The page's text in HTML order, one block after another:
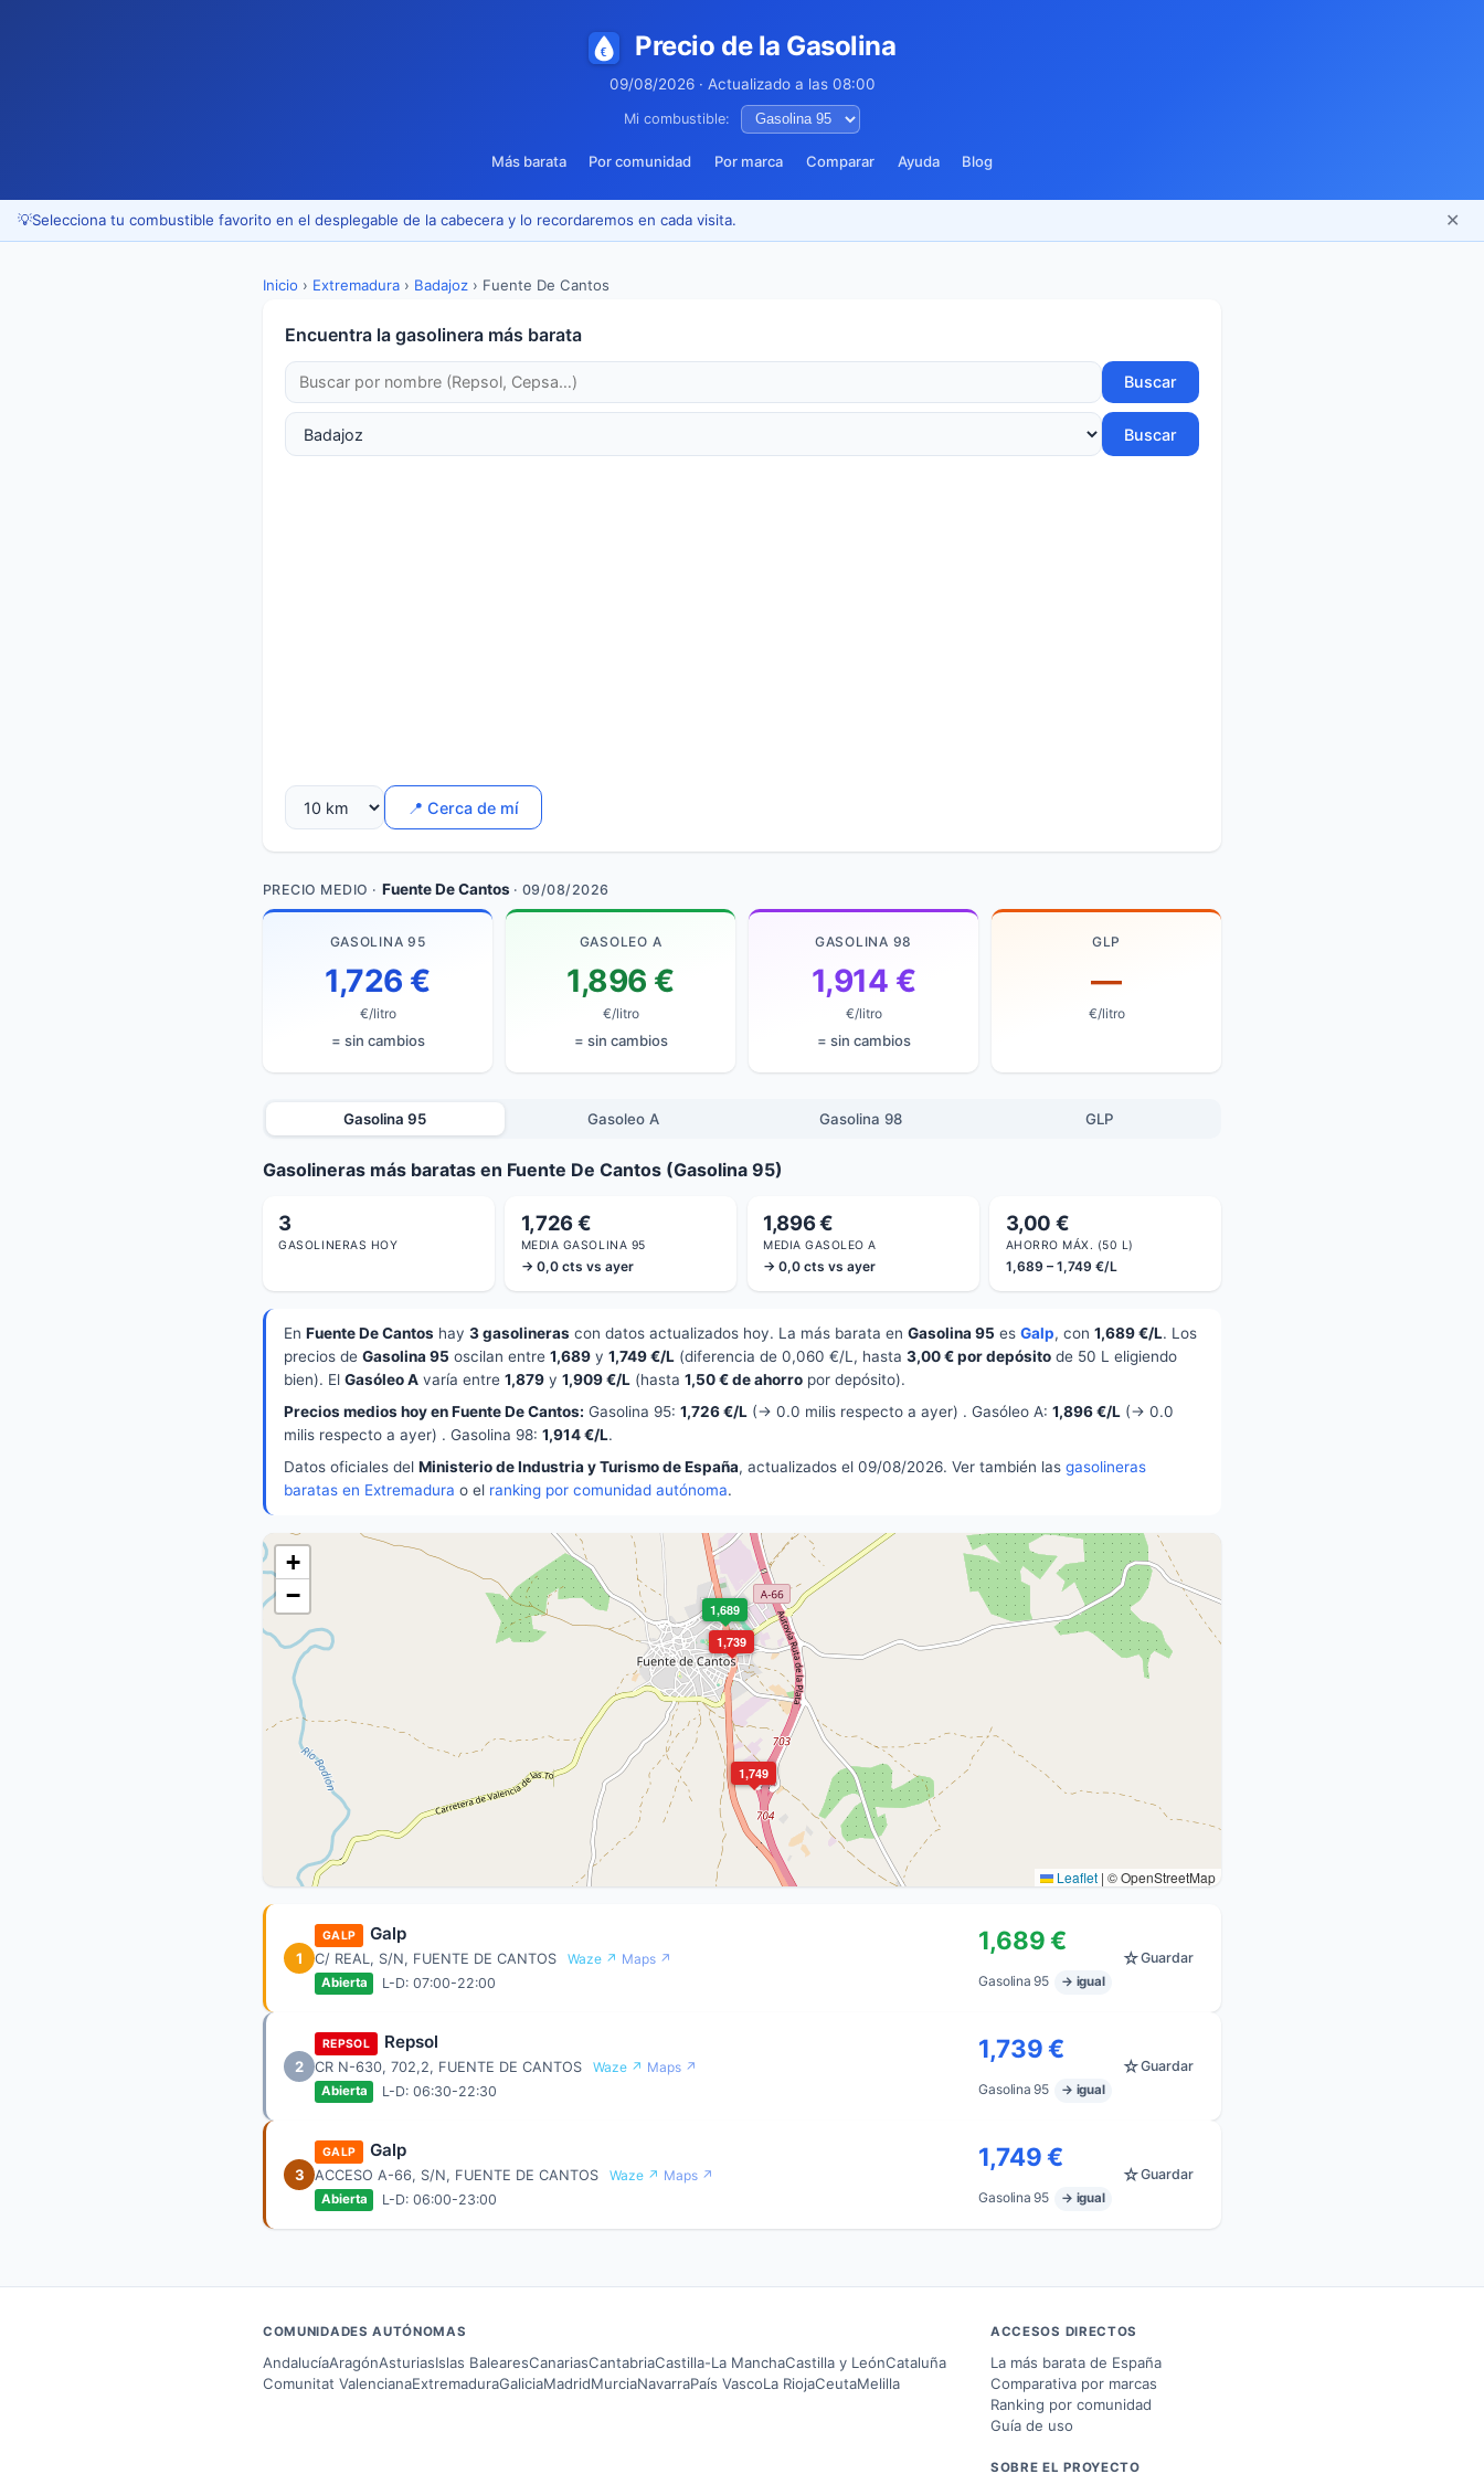
Precio de la Gasolina
09/08/2026 · Actualizado a las 08:00
Mi combustible:
Más barata Por comunidad Por marca Comparar Ayuda Blog
💡Selecciona tu combustible favorito en el desplegable de la cabecera y lo recordaremos en cada visita. ✕
Inicio › Extremadura › Badajoz › Fuente De Cantos
Encuentra la gasolinera más barata
Buscar
Buscar
📍 Cerca de mí
PRECIO MEDIO · Fuente De Cantos · 09/08/2026
GASOLINA 95
1,726 €
€/litro
= sin cambios
GASOLEO A
1,896 €
€/litro
= sin cambios
GASOLINA 98
1,914 €
€/litro
= sin cambios
GLP
—
€/litro
Gasolina 95 Gasoleo A Gasolina 98 GLP
Gasolineras más baratas en Fuente De Cantos (Gasolina 95)
3
GASOLINERAS HOY
1,726 €
MEDIA GASOLINA 95
→ 0,0 cts vs ayer
1,896 €
MEDIA GASOLEO A
→ 0,0 cts vs ayer
3,00 €
AHORRO MÁX. (50 L)
1,689 – 1,749 €/L
En Fuente De Cantos hay 3 gasolineras con datos actualizados hoy. La más barata en Gasolina 95 es Galp, con 1,689 €/L. Los
precios de Gasolina 95 oscilan entre 1,689 y 1,749 €/L (diferencia de 0,060 €/L, hasta 3,00 € por depósito de 50 L eligiendo
bien). El Gasóleo A varía entre 1,879 y 1,909 €/L (hasta 1,50 € de ahorro por depósito).
Precios medios hoy en Fuente De Cantos: Gasolina 95: 1,726 €/L (→ 0.0 milis respecto a ayer) . Gasóleo A: 1,896 €/L (→ 0.0
milis respecto a ayer) . Gasolina 98: 1,914 €/L.
Datos oficiales del Ministerio de Industria y Turismo de España, actualizados el 09/08/2026. Ver también las gasolineras
baratas en Extremadura o el ranking por comunidad autónoma.
1,689
1,739
1,749
+
−
Leaflet | © OpenStreetMap
1
GALP Galp
C/ REAL, S/N, FUENTE DE CANTOS Waze ↗ Maps ↗
Abierta L-D: 07:00-22:00
1,689 €
Gasolina 95 → igual
☆Guardar
2
REPSOL Repsol
CR N-630, 702,2, FUENTE DE CANTOS Waze ↗ Maps ↗
Abierta L-D: 06:30-22:30
1,739 €
Gasolina 95 → igual
☆Guardar
3
GALP Galp
ACCESO A-66, S/N, FUENTE DE CANTOS Waze ↗ Maps ↗
Abierta L-D: 06:00-23:00
1,749 €
Gasolina 95 → igual
☆Guardar
COMUNIDADES AUTÓNOMAS
AndalucíaAragónAsturiasIslas BalearesCanariasCantabriaCastilla-La ManchaCastilla y LeónCataluña
Comunitat ValencianaExtremaduraGaliciaMadridMurciaNavarraPaís VascoLa RiojaCeutaMelilla
ACCESOS DIRECTOS
La más barata de España
Comparativa por marcas
Ranking por comunidad
Guía de uso
SOBRE EL PROYECTO